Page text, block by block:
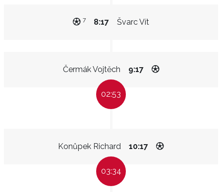
Švarc Vít
8:17
7
Čermák Vojtěch 9:17
02:53
Konůpek Richard 10:17
03:34